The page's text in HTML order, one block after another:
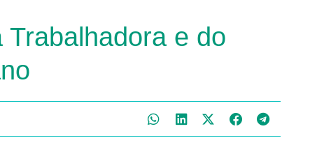
Trabalhadora e do